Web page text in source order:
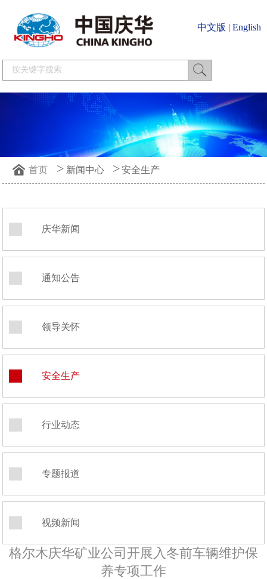
中文版 | English
首页 > 新闻中心 > 安全生产
庆华新闻
通知公告
领导关怀
安全生产
行业动态
专题报道
视频新闻
格尔木庆华矿业公司开展入冬前车辆维护保
养专项工作